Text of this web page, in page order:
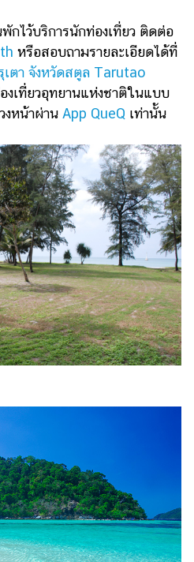
ว้บริการนักท่องเที่ยว ติดต่อ
หรือสอบถามรายละเอียดได้ที่
ตา จังหวัดสตูล Tarutao
งเที่ยวอุทยานแห่งชาติในแบบ
งหน้าผ่าน App QueQ เท่านั้น